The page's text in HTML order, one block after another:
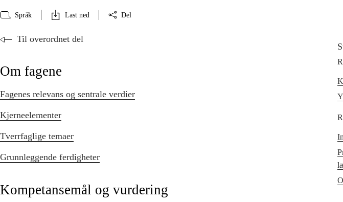
Språk Last ned Del
Til overordnet del
Om fagene
Fagenes relevans og sentrale verdier
Kjerneelementer
Tverrfaglige temaer
Grunnleggende ferdigheter
Kompetansemål og vurdering